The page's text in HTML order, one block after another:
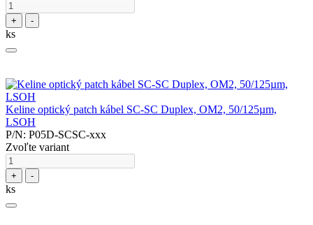
+ -
ks
Keline optický patch kábel SC-SC Duplex, OM2, 50/125µm,
LSOH
P/N: P05D-SCSC-xxx
Zvoľte variant
+ -
ks